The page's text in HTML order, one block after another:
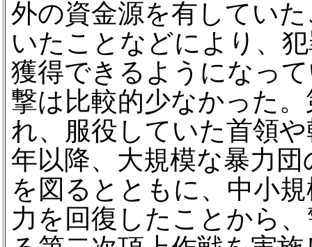
外の資金源を有してい
いたことなどにより、
獲得できるようになっ
撃は比較的少なかった
れ、服役していた首領
年以降、大規模な暴力
を図るとともに、中小
力を回復したことから